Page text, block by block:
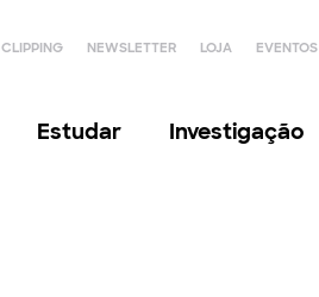
CLIPPING NEWSLETTER LOJA EVENTOS
Estudar Investigação